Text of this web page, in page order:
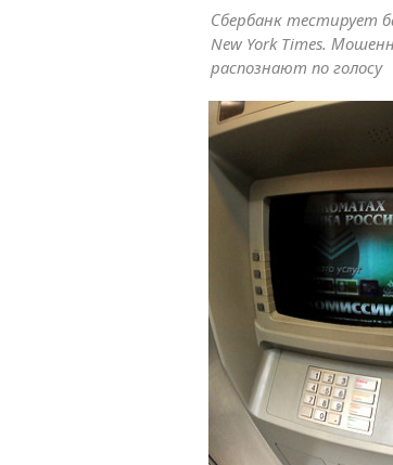
Сбербанк тестирует
New York Times.
распознают по голосу